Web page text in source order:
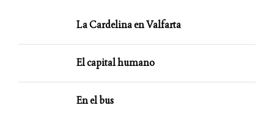
La Cardelina en Valfarta
El capital humano
En el bus